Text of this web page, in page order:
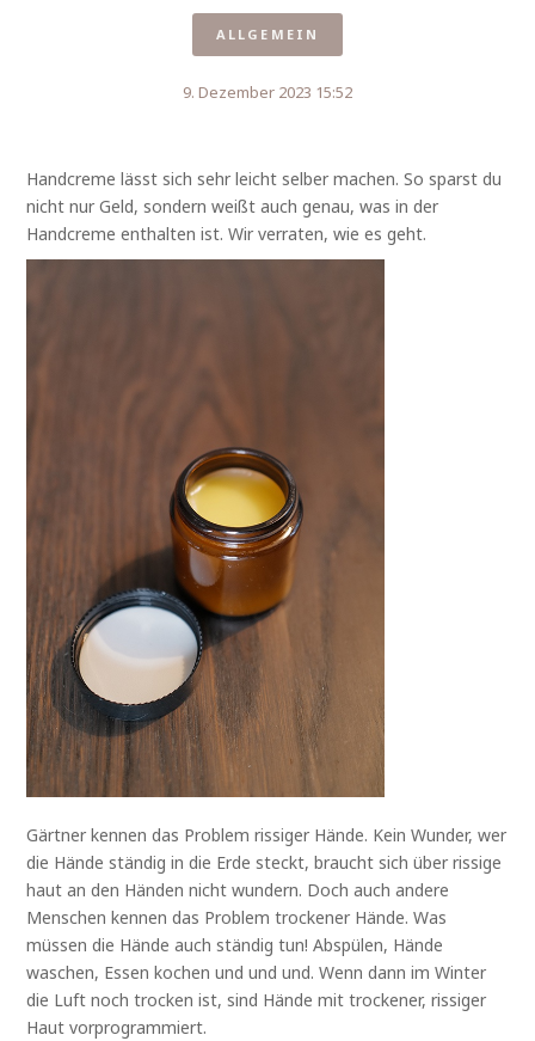
ALLGEMEIN
9. Dezember 2023 15:52
Handcreme lässt sich sehr leicht selber machen. So sparst du
nicht nur Geld, sondern weißt auch genau, was in der
Handcreme enthalten ist. Wir verraten, wie es geht.
Gärtner kennen das Problem rissiger Hände. Kein Wunder, wer
die Hände ständig in die Erde steckt, braucht sich über rissige
haut an den Händen nicht wundern. Doch auch andere
Menschen kennen das Problem trockener Hände. Was
müssen die Hände auch ständig tun! Abspülen, Hände
waschen, Essen kochen und und und. Wenn dann im Winter
die Luft noch trocken ist, sind Hände mit trockener, rissiger
Haut vorprogrammiert.